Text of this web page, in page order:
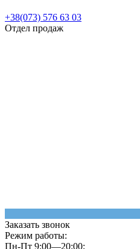
+38(073) 576 63 03
Отдел продаж
Заказать звонок
Режим работы:
Пн-Пт 9:00—20:00;